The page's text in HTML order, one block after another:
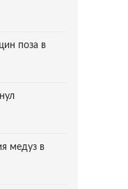
поза в
медуз в